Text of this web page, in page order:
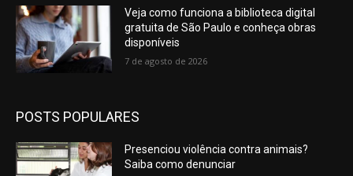
Veja como funciona a biblioteca digital
gratuita de São Paulo e conheça obras
disponíveis
7 de agosto de 2026
POSTS POPULARES
Presenciou violência contra animais?
Saiba como denunciar